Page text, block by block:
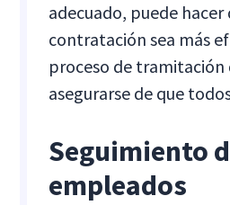
adecuado, puede hacer
contratación sea más
proceso de tramitación
asegurarse de que
Seguimiento
empleados